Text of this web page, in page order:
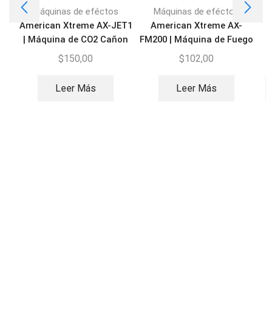
Máquinas de eféctos
American Xtreme AX-JET1
| Máquina de CO2 Cañon
DMX
$150,00
Leer Más
Máquinas de eféctos
American Xtreme AX-
FM200 | Máquina de Fuego
200W
$102,00
Leer Más